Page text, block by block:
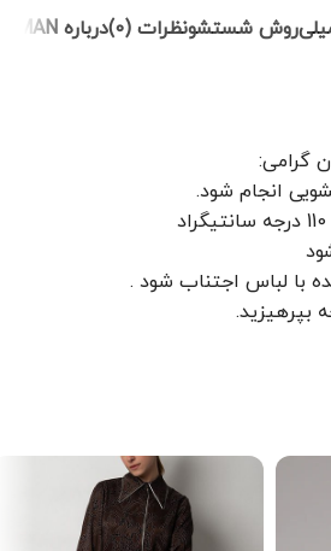
روش شستشونظرات (0) درباره ROMAN
گرامی:
انجام شود.
با لباس اجتناب شود .
بپرهيزيد.